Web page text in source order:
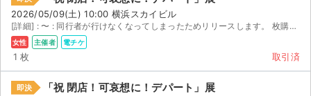
2026/05/09(土) 10:00 横浜スカイビル
[詳細] : 〜 : 同行者が行けなくなってしまったためリリースします。 枚購入しましたが...
女性 主催者 電チケ
1 枚 取引済
即決 「祝 閉店！可哀想に！デパート」展